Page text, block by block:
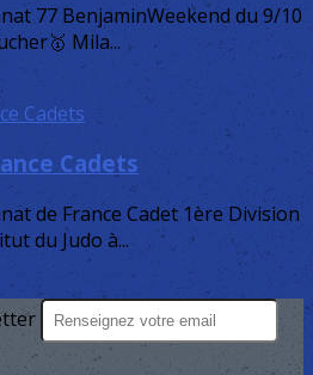
77 BenjaminWeekend du 9/10
Mila...
Cadets
de France Cadet 1ère Division
du Judo à...